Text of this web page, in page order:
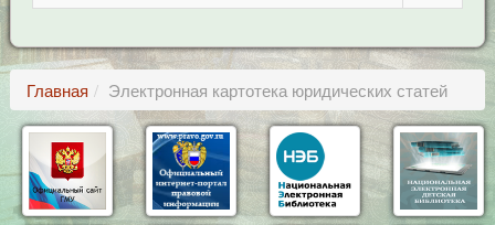
Главная Электронная картотека юридических статей